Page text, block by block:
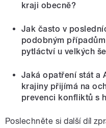
kraji obecně?
Jak často v
podobným
pytláctví u velkých
Jaká opatření stát a
krajiny přijímá na
prevenci konfliktů s
Poslechněte si další díl